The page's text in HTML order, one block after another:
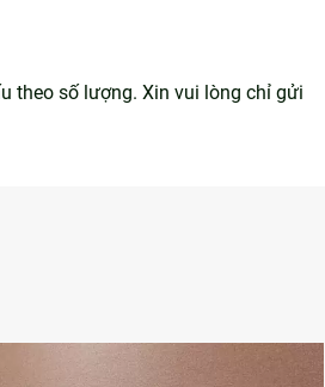
theo số lượng. Xin vui lòng chỉ gửi